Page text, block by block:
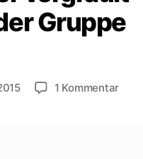
Gruppe
1 Kommentarzu